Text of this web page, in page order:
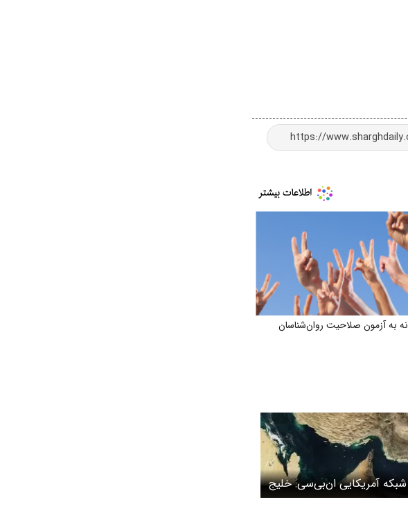
نه به آزمون صلاحیت روان‌شناسان
شبکه آمریکایی ان‌بی‌سی: خلیج
فارس در نقشه‌های رسمی